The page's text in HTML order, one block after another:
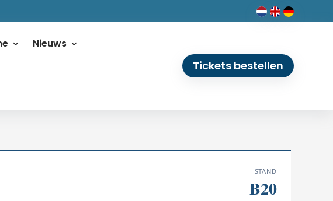
Nieuws
Tickets bestellen
STAND
B20